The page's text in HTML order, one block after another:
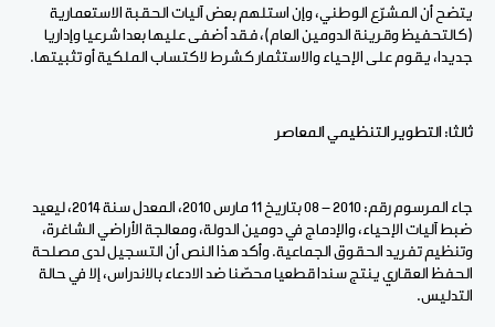
يتضح أن المشرّع الوطني، وإن استلهم بعض آليات الحقبة الاستعمارية
(كالتحفيظ وقرينة الدومين العام)، فقد أضفى عليها بعدا شرعيا وإداريا
جديدا، يقوم على الإحياء والاستثمار كشرط لاكتساب الملكية أو تثبيتها.
ثالثا: التطوير التنظيمي المعاصر
جاء المرسوم رقم: 2010 - 08 بتاريخ 11 مارس 2010، المعدل سنة 2014، ليعيد
ضبط آليات الإحياء، والإدماج في دومين الدولة، ومعالجة الأراضي الشاغرة،
وتنظيم تفريد الحقوق الجماعية. وأكد هذا النص أن التسجيل لدى مصلحة
الحفظ العقاري ينتج سندا قطعيا محصّنا ضد الادعاء بالاندراس، إلا في حالة
التدليس.